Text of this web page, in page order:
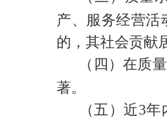
产、服务经营活
的，其社会贡献
（四）在质
著。
（五）近3年